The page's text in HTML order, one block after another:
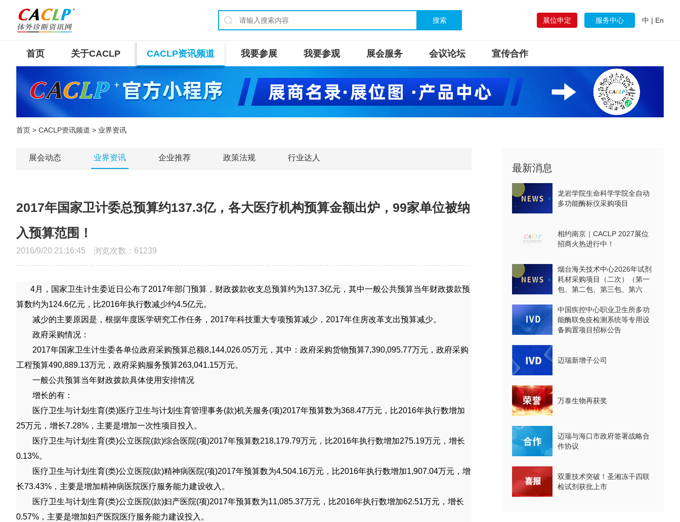
搜索 展位申定 服务中心 中 | En
首页 关于CACLP CACLP资讯频道 我要参展 我要参观 展会服务 会议论坛 宣传合作
首页 > CACLP资讯频道 > 业界资讯
展会动态 业界资讯 企业推荐 政策法规 行业达人
2017年国家卫计委总预算约137.3亿，各大医疗机构预算金额出炉，99家单位被纳
入预算范围！
2016/9/20 21:16:45 浏览次数： 61239
4月，国家卫生计生委近日公布了2017年部门预算，财政拨款收支总预算约为137.3亿元，其中一般公共预算当年财政拨款预
算数约为124.6亿元，比2016年执行数减少约4.5亿元。
减少的主要原因是，根据年度医学研究工作任务， 2017年科技重大专项预算减少， 2017年住房改革支出预算减少。
政府采购情况：
2017年国家卫生计生委各单位政府采购预算总额8,144,026.05万元，其中：政府采购货物预算7,390,095.77万元，政府采购
工程预算490,889.13万元，政府采购服务预算263,041.15万元。
一般公共预算当年财政拨款具体使用安排情况
增长的有：
医疗卫生与计划生育(类)医疗卫生与计划生育管理事务(款)机关服务(项)2017年预算数为368.47万元，比2016年执行数增加
25万元，增长7.28% ，主要是增加一次性项目投入。
医疗卫生与计划生育(类)公立医院(款)综合医院(项)2017年预算数218,179.79万元，比2016年执行数增加275.19万元，增长
0.13%。
医疗卫生与计划生育(类)公立医院(款)精神病医院(项)2017年预算数为4,504.16万元，比2016年执行数增加1,907.04万元，增
长73.43% ，主要是增加精神病医院医疗服务能力建设收入。
医疗卫生与计划生育(类)公立医院(款)妇产医院(项)2017年预算数为11,085.37万元，比2016年执行数增加62.51万元，增长
0.57% ，主要是增加妇产医院医疗服务能力建设投入。
最新消息
龙岩学院生命科学学院全自动
多功能酶标仪采购项目
相约南京｜CACLP 2027展位
招商火热进行中！
烟台海关技术中心2026年试剂
耗材采购项目（二次）（第一
包、第二包、第三包、第六
标公告
中国疾控中心职业卫生所多功
能酶联免疫检测系统等专用设
备购置项目招标公告
迈瑞新增子公司
万泰生物再获奖
迈瑞与海口市政府签署战略合
作协议
双重技术突破！圣湘冻干四联
检试剂获批上市